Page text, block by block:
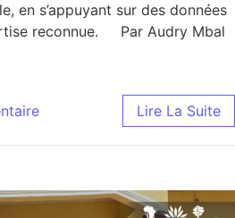
en s’appuyant sur des données
reconnue. Par Audry Mbal
Lire La Suite